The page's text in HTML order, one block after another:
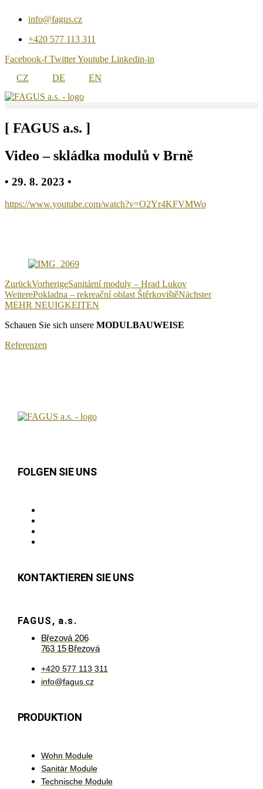
zum
wechseln
info@fagus.cz
+420 577 113 311
Facebook-f TwitterYoutube Linkedin-in
CZ
DE EN
[ FAGUS a.s. ]
Video – skládka modulů v Brně
• 29. 8. 2023 •
https://www.youtube.com/watch?v=O2Yr4KFVMWo
ZurückVorherigeSanitární moduly – Hrad Lukov
WeiterePokladna – rekreační oblast ŠtěrkovištěNächster
MEHR NEUIGKEITEN
Schauen Sie sich unsere MODULBAUWEISE
Referenzen
FOLGEN SIE UNS
KONTAKTIEREN SIE UNS
FAGUS, a.s.
Březová 206
763 15 Březová
+420 577 113 311
info@fagus.cz
PRODUKTION
Wohn Module
Sanitär Module
Technische Module